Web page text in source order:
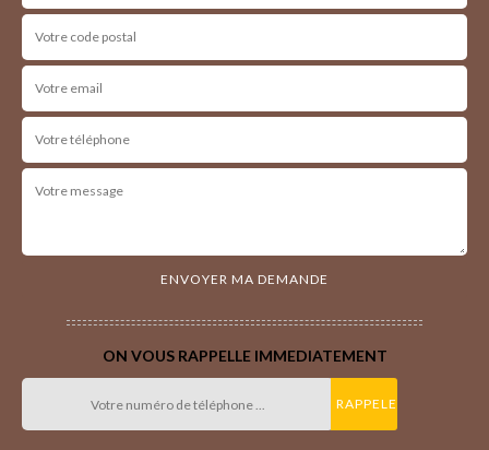
ON VOUS RAPPELLE IMMEDIATEMENT